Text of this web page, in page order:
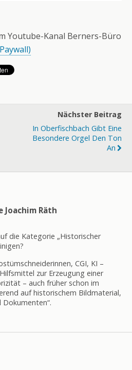
Youtube-Kanal Berners-Büro
Nächster Beitrag
In Oberfischbach Gibt Eine
Besondere Orgel Den Ton
An
Joachim Räth
die Kategorie „Historischer
CGI, KI –
zur Erzeugung einer
– auch früher schon im
auf historischem Bildmaterial,
Dokumenten“.